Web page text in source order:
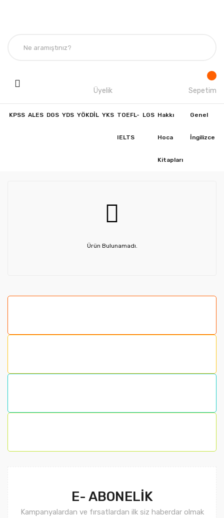
Üyelik Sepetim
KPSS ALES DGS YDS YÖKDİL YKS TOEFL-
IELTS
LGS Hakkı
Hoca
Kitapları
Genel
İngilizce
Ürün Bulunamadı.
E- ABONELİK
Kampanyalardan ve fırsatlardan ilk siz haberdar olmak